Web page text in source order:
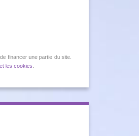
financer une partie du site.
les cookies